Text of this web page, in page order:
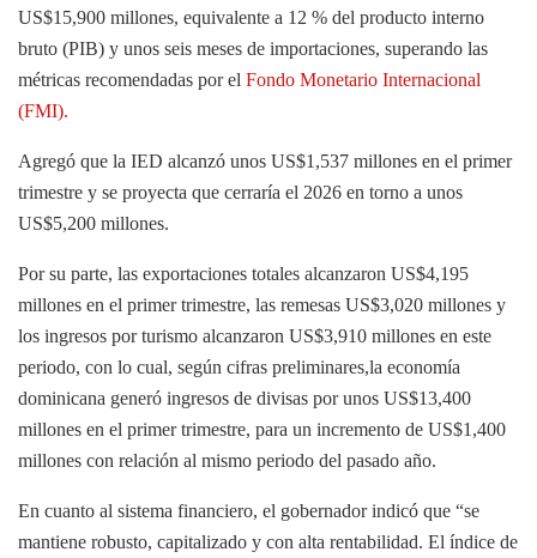
US$15,900 millones, equivalente a 12 % del producto interno
bruto (PIB) y unos seis meses de importaciones, superando las
métricas recomendadas por el Fondo Monetario Internacional
(FMI).
Agregó que la IED alcanzó unos US$1,537 millones en el primer
trimestre y se proyecta que cerraría el 2026 en torno a unos
US$5,200 millones.
Por su parte, las exportaciones totales alcanzaron US$4,195
millones en el primer trimestre, las remesas US$3,020 millones y
los ingresos por turismo alcanzaron US$3,910 millones en este
periodo, con lo cual, según cifras preliminares,la economía
dominicana generó ingresos de divisas por unos US$13,400
millones en el primer trimestre, para un incremento de US$1,400
millones con relación al mismo periodo del pasado año.
En cuanto al sistema financiero, el gobernador indicó que “se
mantiene robusto, capitalizado y con alta rentabilidad. El índice de